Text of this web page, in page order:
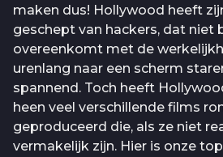
maken dus! Hollywood heeft
geschept van hackers, dat niet
overeenkomt met de
urenlang naar een scherm
spannend. Toch heeft
heen veel verschillende films
geproduceerd die, als ze niet
vermakelijk zijn. Hier is onze